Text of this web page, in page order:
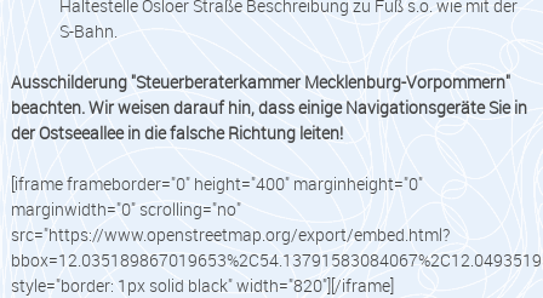
Haltestelle Osloer Straße Beschreibung zu Fuß s.o. wie mit der
S-Bahn.
Ausschilderung "Steuerberaterkammer Mecklenburg-Vorpommern"
beachten. Wir weisen darauf hin, dass einige Navigationsgeräte Sie in
der Ostseeallee in die falsche Richtung leiten!
[iframe frameborder="0" height="400" marginheight="0"
marginwidth="0" scrolling="no"
src="https://www.openstreetmap.org/export/embed.html?
style="border: 1px solid black" width="820"][/iframe]